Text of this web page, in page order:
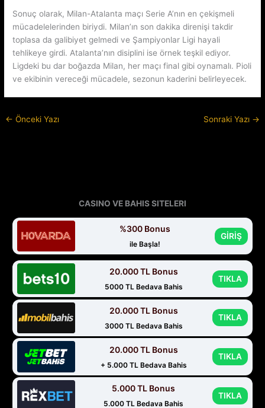
Sonuç olarak, Milan-Atalanta maçı Serie A’nın en çekişmeli
mücadelelerinden biriydi. Milan’ın son dakika direnişi takdir
toplasa da galibiyet gelmedi ve Şampiyonlar Ligi hayali
tehlikeye girdi. Atalanta’nın disiplini ise örnek teşkil ediyor.
Ligdeki bu dar boğazda Milan, her maçı final gibi oynamalı. Pioli
ve ekibinin vereceği mücadele, sezonun kaderini belirleyecek.
← Önceki Yazı Sonraki Yazı →
CASINO VE BAHIS SITELERI
%300 Bonus
ile Başla!
GİRİŞ
20.000 TL Bonus
5000 TL Bedava Bahis
TIKLA
20.000 TL Bonus
3000 TL Bedava Bahis
TIKLA
20.000 TL Bonus
+ 5.000 TL Bedava Bahis
TIKLA
5.000 TL Bonus
5.000 TL Bedava Bahis
TIKLA